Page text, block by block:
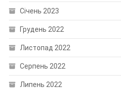
Січень 2023
Грудень 2022
Листопад 2022
Серпень 2022
Липень 2022